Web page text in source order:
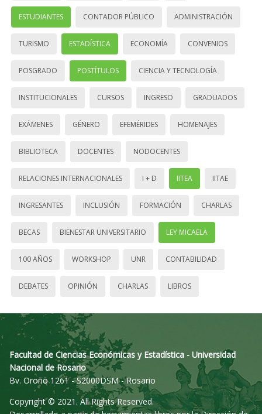
ESTUDIANTES CONTADOR PÚBLICO ADMINISTRACIÓN
TURISMO ESTADÍSTICA ECONOMÍA CONVENIOS
POSGRADO POSTÍTULOS CIENCIA Y TECNOLOGÍA
INSTITUCIONALES CURSOS INGRESO GRADUADOS
EXÁMENES GÉNERO EFEMÉRIDES HOMENAJES
BIBLIOTECA DOCENTES NODOCENTES
RELACIONES INTERNACIONALES I + D IITEA IITAE
INGRESANTES INCLUSIÓN FORMACIÓN CHARLAS
BECAS BIENESTAR UNIVERSITARIO LEY MICAELA
100 AÑOS WORKSHOP UNR CONTABILIDAD
DEBATES OPINIÓN CHARLAS LIBROS
Facultad de Ciencias Económicas y Estadística - Universidad
Nacional de Rosario
Bv. Oroño 1261 - S2000DSM - Rosario
Copyright © 2021. All Rights Reserved.